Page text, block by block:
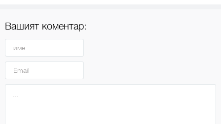
Вашият коментар: